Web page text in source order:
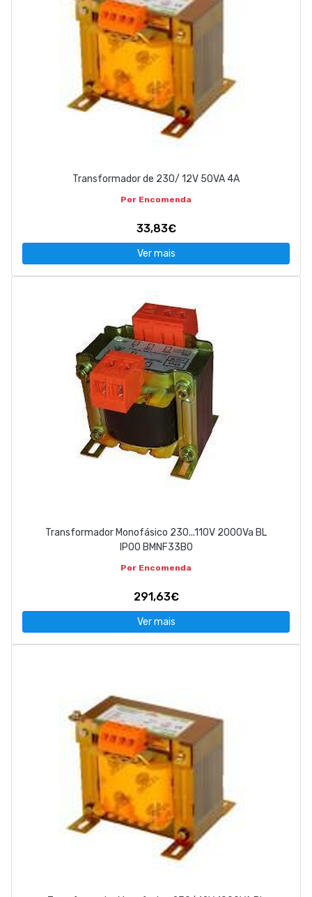
Transformador de 230/ 12V 50VA 4A
Por Encomenda
33,83€
Ver mais
Transformador Monofásico 230...110V 2000Va BL
IP00 BMNF33B0
Por Encomenda
291,63€
Ver mais